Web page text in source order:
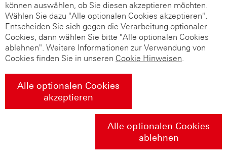
können auswählen, ob Sie diesen akzeptieren möchten.
Wählen Sie dazu "Alle optionalen Cookies akzeptieren".
Entscheiden Sie sich gegen die Verarbeitung optionaler
Cookies, dann wählen Sie bitte "Alle optionalen Cookies
ablehnen". Weitere Informationen zur Verwendung von
Cookies finden Sie in unseren Cookie Hinweisen.
Alle optionalen Cookies
akzeptieren
Alle optionalen Cookies
ablehnen